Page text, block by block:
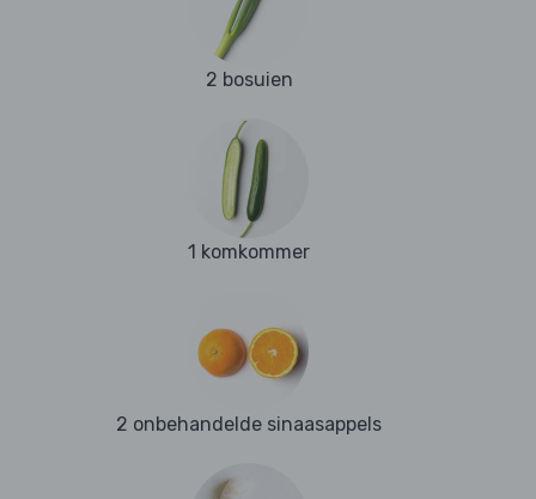
2 bosuien
1 komkommer
2 onbehandelde sinaasappels